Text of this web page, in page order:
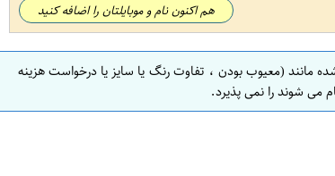
هم اکنون نام و موبایلتان را اضافه کنید
مانند (معیوب بودن ، تفاوت رنگ یا سایز یا درخواست هزینه
می شوند را نمی پذیرد.